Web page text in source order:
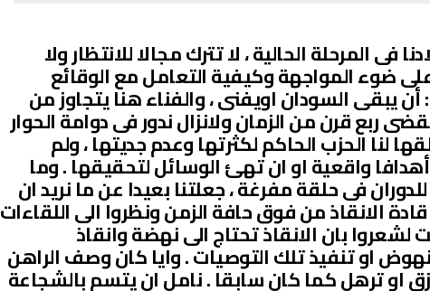
فى المرحلة الحالية ، لا تترك مجالا للانتظار ولا
ضوء المواجهة وكيفية التعامل مع الوقائع
يبقى السودان اويفنى ، والفناء هنا يتجاوز من
ربع قرن من الزمان ولانزال ندور فى دوامة الحوار
لنا الحزب الحاكم لكثرتها وعدم جديتها ، ولم
واقعية او ان تهئ الوسائل لتحقيقها . وما
فى حلقة مفرغة ، جعلتنا بعيدا عن ما نريد ان
الانقاذ من فوق حافة الزمن ونظروا الى اللقاءات
بان الانقاذ تحتاج الى نهضة وانقاذ
او تنفيذ تلك التوصيات . وايا كان وصف الراهن
او ترهل كما كان سابقا . نامل ان يتسم بالشجاعة